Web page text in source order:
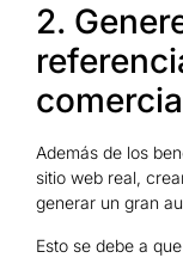
2.
Además de los
sitio web real,
generar un gran
Esto se debe a